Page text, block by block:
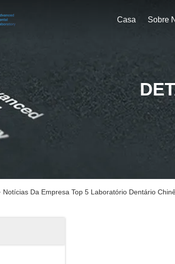
Casa Sobre
Notícias Da Empresa Top 5 Laboratório Dentário